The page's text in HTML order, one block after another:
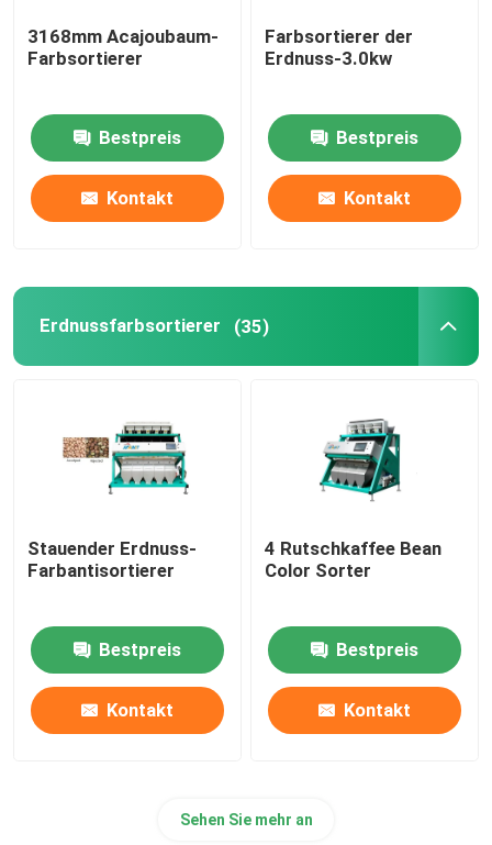
Erdnussfarbsortierer
Kaffeebohnen färben Sortierer
Gewürz-Farbsortierer
Nuts Farbsortierer
Teefarbsortierer
Gurt-Farbsortierer
Materielle sortierende Maschine
3168mm Acajoubaum-
Farbsortierer
Bestpreis
Kontakt
Farbsortierer der
Erdnuss-3.0kw
Bestpreis
Kontakt
Erdnussfarbsortierer (35)
Stauender Erdnuss-
Farbantisortierer
Bestpreis
Kontakt
4 Rutschkaffee Bean
Color Sorter
Bestpreis
Kontakt
Sehen Sie mehr an